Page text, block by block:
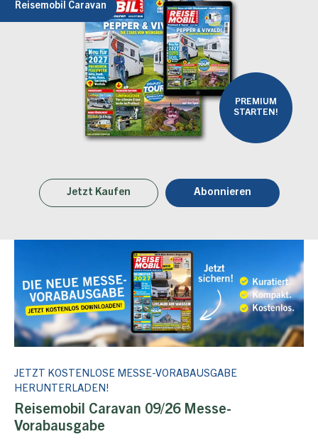
Reisemobil Caravan
PREMIUM
STARTEN!
Jetzt Kaufen Abonnieren
JETZT KOSTENLOSE MESSE-VORABAUSGABE
HERUNTERLADEN!
Reisemobil Caravan 09/26 Messe-
Vorabausgabe